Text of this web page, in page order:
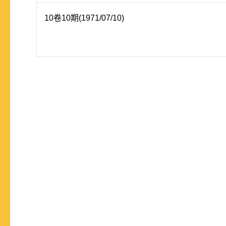
10卷10期(1971/07/10)